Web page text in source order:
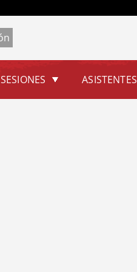
SESIONES ASISTENTES